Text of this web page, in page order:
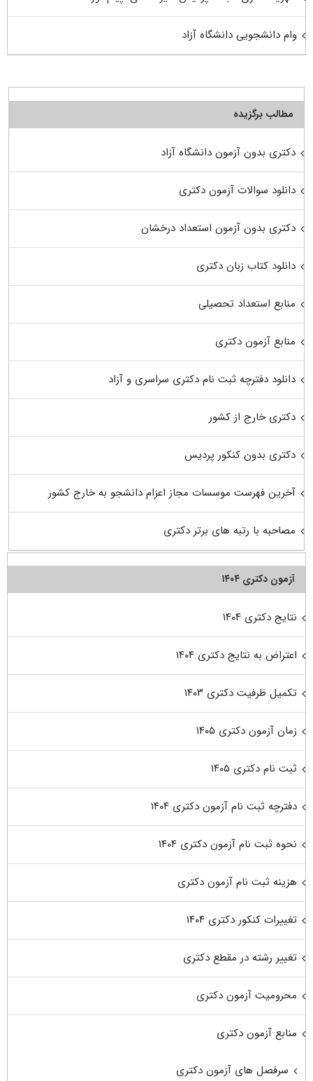
وام دانشجویی دانشگاه آزاد
مطالب برگزیده
دکتری بدون آزمون دانشگاه آزاد
دانلود سوالات آزمون دکتری
دکتری بدون آزمون استعداد درخشان
دانلود کتاب زبان دکتری
منابع استعداد تحصیلی
منابع آزمون دکتری
دانلود دفترچه ثبت نام دکتری سراسری و آزاد
دکتری خارج از کشور
دکتری بدون کنکور پردیس
آخرین فهرست موسسات مجاز اعزام دانشجو به خارج کشور
مصاحبه با رتبه های برتر دکتری
آزمون دکتری ۱۴۰۴
نتایج دکتری ۱۴۰۴
اعتراض به نتایج دکتری ۱۴۰۴
تکمیل ظرفیت دکتری ۱۴۰۳
زمان آزمون دکتری ۱۴۰۵
ثبت نام دکتری ۱۴۰۵
دفترچه ثبت نام آزمون دکتری ۱۴۰۴
نحوه ثبت نام آزمون دکتری ۱۴۰۴
هزینه ثبت نام آزمون دکتری
تغییرات کنکور دکتری ۱۴۰۴
تغییر رشته در مقطع دکتری
محرومیت آزمون دکتری
منابع آزمون دکتری
سرفصل های آزمون دکتری